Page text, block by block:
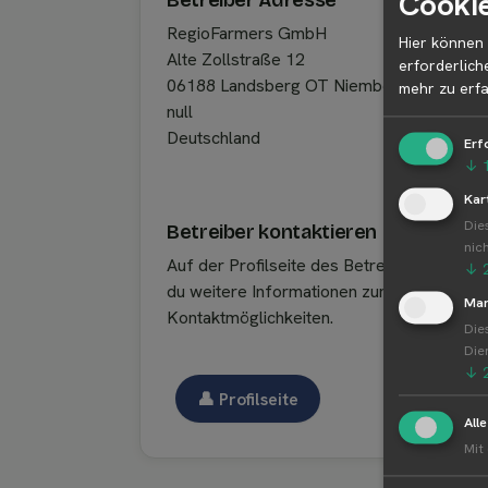
RegioFarmers GmbH
Alte Zollstraße 12
06188 Landsberg OT Niemberg
null
Deutschland
Betreiber kontaktieren
Auf der Profilseite des Betreibers findest
du weitere Informationen zum Betreiber
Kontaktmöglichkeiten.
👤︎ Profilseite
Hier können
mehr zu
↓ 1
↓
↓
Mit